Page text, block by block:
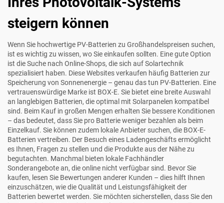
steigern können
Wenn Sie hochwertige PV-Batterien zu Großhandelspreisen suchen,
ist es wichtig zu wissen, wo Sie einkaufen sollten. Eine gute Option
ist die Suche nach Online-Shops, die sich auf Solartechnik
spezialisiert haben. Diese Websites verkaufen häufig Batterien zur
Speicherung von Sonnenenergie – genau das tun PV-Batterien. Eine
vertrauenswürdige Marke ist BOX-E. Sie bietet eine breite Auswahl
an langlebigen Batterien, die optimal mit Solarpanelen kompatibel
sind. Beim Kauf in großen Mengen erhalten Sie bessere Konditionen
– das bedeutet, dass Sie pro Batterie weniger bezahlen als beim
Einzelkauf. Sie können zudem lokale Anbieter suchen, die BOX-E-
Batterien vertreiben. Der Besuch eines Ladengeschäfts ermöglicht
es Ihnen, Fragen zu stellen und die Produkte aus der Nähe zu
begutachten. Manchmal bieten lokale Fachhändler
Sonderangebote an, die online nicht verfügbar sind. Bevor Sie
kaufen, lesen Sie Bewertungen anderer Kunden – dies hilft Ihnen
einzuschätzen, wie die Qualität und Leistungsfähigkeit der
Batterien bewertet werden. Sie möchten sicherstellen, dass Sie den